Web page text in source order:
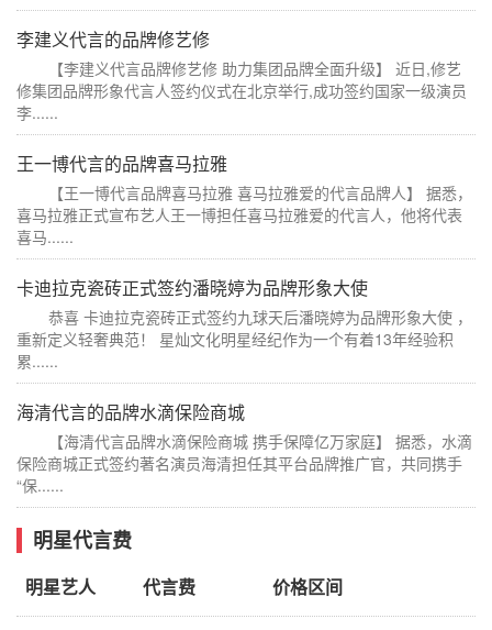
李建义代言的品牌修艺修
【李建义代言品牌修艺修 助力集团品牌全面升级】 近日,修艺
修集团品牌形象代言人签约仪式在北京举行,成功签约国家一级演员
李......
王一博代言的品牌喜马拉雅
【王一博代言品牌喜马拉雅 喜马拉雅爱的代言品牌人】 据悉，
喜马拉雅正式宣布艺人王一博担任喜马拉雅爱的代言人，他将代表
喜马......
卡迪拉克瓷砖正式签约潘晓婷为品牌形象大使
恭喜 卡迪拉克瓷砖正式签约九球天后潘晓婷为品牌形象大使 ，
重新定义轻奢典范！ 星灿文化明星经纪作为一个有着13年经验积
累......
海清代言的品牌水滴保险商城
【海清代言品牌水滴保险商城 携手保障亿万家庭】 据悉，水滴
保险商城正式签约著名演员海清担任其平台品牌推广官，共同携手
“保......
明星代言费
明星艺人 代言费 价格区间